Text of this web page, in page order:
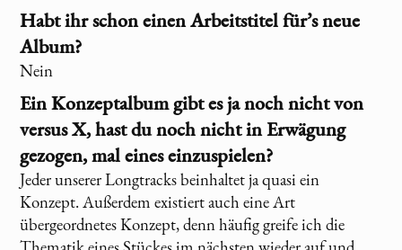
Habt ihr schon einen Arbeitstitel für’s neue
Album?
Nein
Ein Konzeptalbum gibt es ja noch nicht von
versus X, hast du noch nicht in Erwägung
gezogen, mal eines einzuspielen?
Jeder unserer Longtracks beinhaltet ja quasi ein
Konzept. Außerdem existiert auch eine Art
übergeordnetes Konzept, denn häufig greife ich die